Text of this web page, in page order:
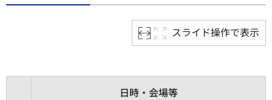
スライド操作で表示
日時・会場等